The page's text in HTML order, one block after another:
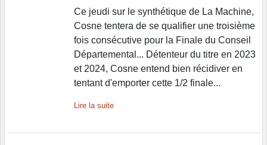
Ce jeudi sur le synthétique de La Machine,
Cosne tentera de se qualifier une troisième
fois consécutive pour la Finale du Conseil
Départemental... Détenteur du titre en 2023
et 2024, Cosne entend bien récidiver en
tentant d'emporter cette 1/2 finale...
Lire la suite